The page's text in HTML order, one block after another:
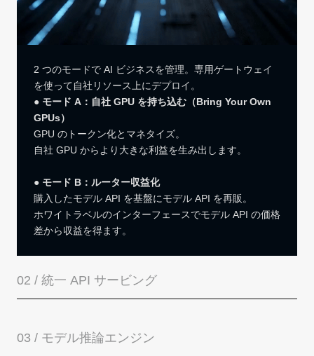
2 つのモードで AI ビジネスを管理。専用ゲートウェイ
を使って自社リソース上にデプロイ。
● モード A：自社 GPU を持ち込む（Bring Your Own
GPUs）
GPU のトークン化とマネタイズ。
自社 GPU からより大きな利益を生み出します。
● モード B：ルーター収益化
購入したモデル API を基盤にモデル API を再販。
ホワイトラベルのインターフェースでモデル API の価格
差から収益を得ます。
02 / 統一 API サービング
03 / モデル推論エンジン